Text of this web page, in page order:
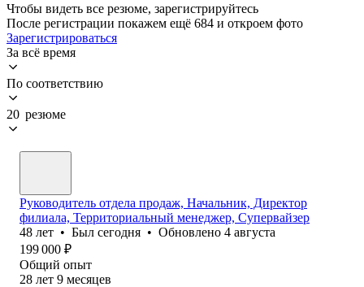
Чтобы видеть все резюме, зарегистрируйтесь
После регистрации покажем ещё 684 и откроем фото
Зарегистрироваться
За всё время
По соответствию
20 резюме
Руководитель отдела продаж, Начальник, Директор
филиала, Территориальный менеджер, Супервайзер
48 лет • Был сегодня • Обновлено 4 августа
199 000 ₽
Общий опыт
28 лет 9 месяцев